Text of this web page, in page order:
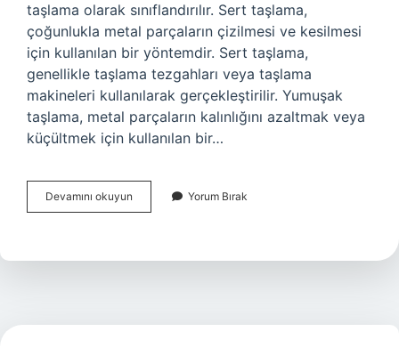
taşlama olarak sınıflandırılır. Sert taşlama,
çoğunlukla metal parçaların çizilmesi ve kesilmesi
için kullanılan bir yöntemdir. Sert taşlama,
genellikle taşlama tezgahları veya taşlama
makineleri kullanılarak gerçekleştirilir. Yumuşak
taşlama, metal parçaların kalınlığını azaltmak veya
küçültmek için kullanılan bir…
Devamını okuyun Taşlama
nedir
Yorum Bırak